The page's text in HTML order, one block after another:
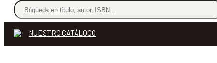
NUESTRO CATÁLOGO